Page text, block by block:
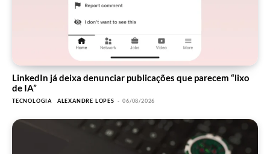
LinkedIn já deixa denunciar publicações que parecem “lixo
de IA”
TECNOLOGIA ALEXANDRE LOPES - 06/08/2026